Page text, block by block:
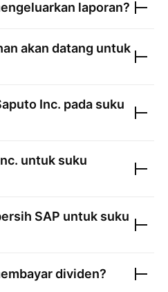
laporan?
akan datang untuk
Inc. pada suku
untuk suku
SAP untuk suku
dividen?